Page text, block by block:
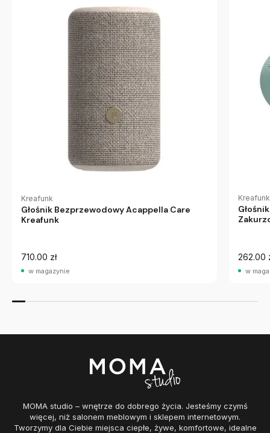
Kreafunk
Głośnik Bezprzewodowy Acappella Care
Kreafunk
710.00 zł
w magazynie
Kreafunk
262.00
w
MOMA studio – wnętrze do dobrego życia. Jesteśmy czymś
więcej, niż salonem meblowym i sklepem internetowym.
Tworzymy dla Ciebie miejsca ciepłe, żywe, komfortowe, idealne